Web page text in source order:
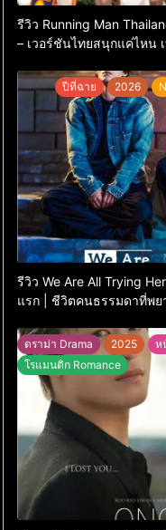
รีวิว Running Man
– เวอร์ชันไทยสนุกแค่ไหน
ปีที่ฉาย 2026
รีวิว We Are All Trying
แรก | ชีวิตคนธรรมดาที่พย
ดราม่า Drama 2025
ห
โรแมนติก Romance